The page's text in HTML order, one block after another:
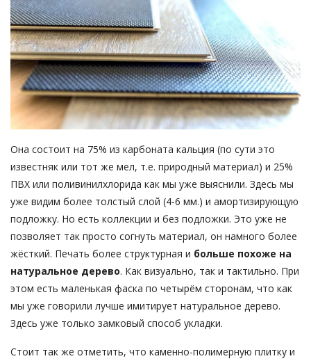
Она состоит на 75% из карбоната кальция (по сути это
известняк или тот же мел, т.е. природный материал) и 25%
ПВХ или поливинилхлорида как мы уже выяснили. Здесь мы
уже видим более толстый слой (4-6 мм.) и амортизирующую
подложку. Но есть коллекции и без подложки. Это уже не
позволяет так просто согнуть материал, он намного более
жёсткий. Печать более структурная и больше похоже на
натуральное дерево. Как визуально, так и тактильно. При
этом есть маленькая фаска по четырём сторонам, что как
мы уже говорили лучше имитирует натуральное дерево.
Здесь уже только замковый способ укладки.
Стоит так же отметить, что каменно-полимерную плитку и